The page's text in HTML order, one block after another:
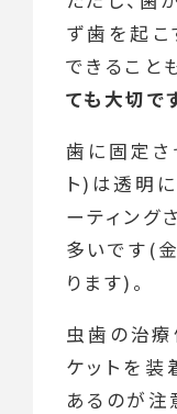
ず歯を起
できること
ても大切で
歯に固定さ
ト)は透明
ーティング
多いです(
ります)。
虫歯の治
ケットを
あるのが注